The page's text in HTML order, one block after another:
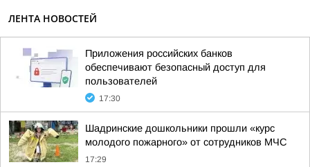
ЛЕНТА НОВОСТЕЙ
Приложения российских банков
обеспечивают безопасный доступ для
пользователей
17:30
Шадринские дошкольники прошли «курс
молодого пожарного» от сотрудников МЧС
17:29